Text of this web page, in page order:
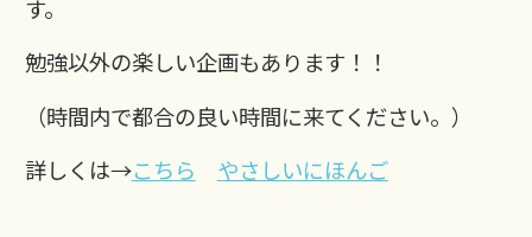
す。
勉強以外の楽しい企画もあります！！
（時間内で都合の良い時間に来てください。）
詳しくは→こちら やさしいにほんご